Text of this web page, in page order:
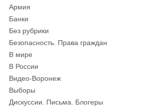
Армия
Банки
Без рубрики
Безопасность. Права граждан
В мире
В России
Видео-Воронеж
Выборы
Дискуссии. Письма. Блогеры